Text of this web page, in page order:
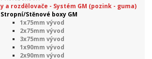
a rozdělovače - Systém GM (pozink - guma)
Stropní/Stěnové boxy GM
1x75mm vývod
2x75mm vývod
3x75mm vývod
1x90mm vývod
2x90mm vývod